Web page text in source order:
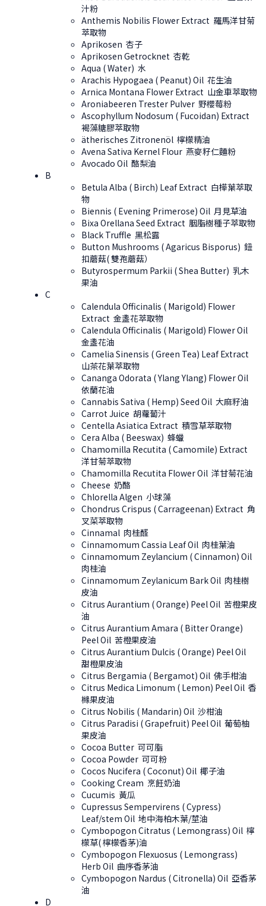
汁粉
Anthemis Nobilis Flower Extract 羅馬洋甘菊
萃取物
Aprikosen 杏子
Aprikosen Getrocknet 杏乾
Aqua ( Water) 水
Arachis Hypogaea ( Peanut) Oil 花生油
Arnica Montana Flower Extract 山金車萃取物
Aroniabeeren Trester Pulver 野櫻莓粉
Ascophyllum Nodosum ( Fucoidan) Extract ​​
褐藻糖膠萃取物
ätherisches Zitronenöl 檸檬精油
Avena Sativa Kernel Flour 燕麥籽仁麵粉
Avocado Oil 酪梨油
B
Betula Alba ( Birch) Leaf Extract 白樺葉萃取
物
Biennis ( Evening Primerose) Oil 月見草油
Bixa Orellana Seed Extract 胭脂樹種子萃取物
Black Truffle 黑松露
Button Mushrooms ( Agaricus Bisporus) 鈕
扣蘑菇( 雙孢蘑菇）
Butyrospermum Parkii ( Shea Butter) 乳木
果油
C
Calendula Officinalis ( Marigold) Flower
Extract 金盞花萃取物
Calendula Officinalis ( Marigold) Flower Oil
金盞花油
Camelia Sinensis ( Green Tea) Leaf Extract
山茶花葉萃取物
Cananga Odorata ( Ylang Ylang) Flower Oil
依蘭花油
Cannabis Sativa ( Hemp) Seed Oil 大麻籽油
Carrot Juice 胡蘿蔔汁
Centella Asiatica Extract 積雪草萃取物
Cera Alba ( Beeswax) 蜂蠟
Chamomilla Recutita ( Camomile) Extract
洋甘菊萃取物
Chamomilla Recutita Flower Oil 洋甘菊花油
Cheese 奶酪
Chlorella Algen 小球藻
Chondrus Crispus ( Carrageenan) Extract 角
叉菜萃取物
Cinnamal 肉桂醛
Cinnamomum Cassia Leaf Oil 肉桂葉油
Cinnamomum Zeylancium ( Cinnamon) Oil
肉桂油
Cinnamomum Zeylanicum Bark Oil 肉桂樹
皮油
Citrus Aurantium ( Orange) Peel Oil 苦橙果皮
油
Citrus Aurantium Amara ( Bitter Orange)
Peel Oil 苦橙果皮油
Citrus Aurantium Dulcis ( Orange) Peel Oil
甜橙果皮油
Citrus Bergamia ( Bergamot) Oil 佛手柑油
Citrus Medica Limonum ( Lemon) Peel Oil 香
櫞果皮油
Citrus Nobilis ( Mandarin) Oil 沙柑油
Citrus Paradisi ( Grapefruit) Peel Oil 葡萄柚
果皮油
Cocoa Butter 可可脂
Cocoa Powder 可可粉
Cocos Nucifera ( Coconut) Oil 椰子油
Cooking Cream 烹飪奶油
Cucumis 黃瓜
Cupressus Sempervirens ( Cypress)
Leaf/stem Oil 地中海柏木葉/莖油
Cymbopogon Citratus ( Lemongrass) Oil 檸
檬草( 檸檬香茅)油
Cymbopogon Flexuosus ( Lemongrass)
Herb Oil 曲序香茅油
Cymbopogon Nardus ( Citronella) Oil 亞香茅
油
D